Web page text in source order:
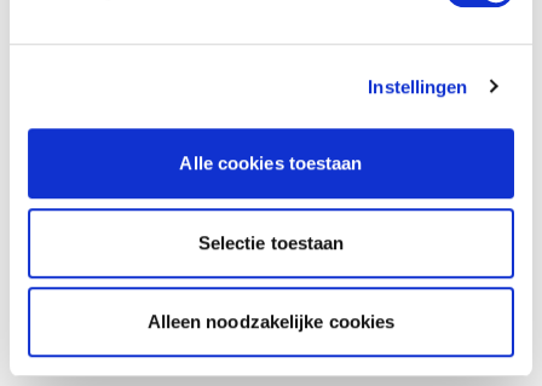
Instellingen
Alle cookies toestaan
Selectie toestaan
Alleen noodzakelijke cookies